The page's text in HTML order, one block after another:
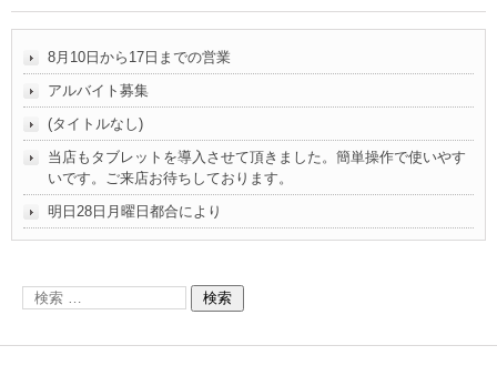
8月10日から17日までの営業
アルバイト募集
(タイトルなし)
当店もタブレットを導入させて頂きました。簡単操作で使いやす
いです。ご来店お待ちしております。
明日28日月曜日都合により